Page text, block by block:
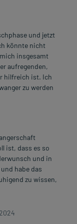
und jetzt
könnte nicht
insgesamt
aufregenden,
hilfreich ist. Ich
zu werden
ist, dass es so
und in
habe das
zu wissen,